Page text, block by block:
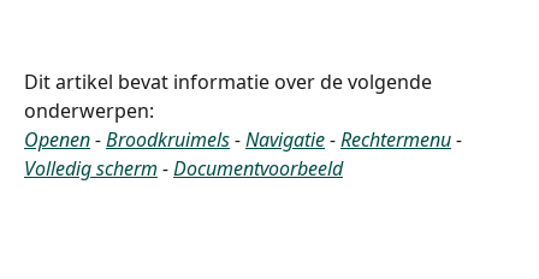
Dit artikel bevat informatie over de volgende
onderwerpen:
Openen - Broodkruimels - Navigatie - Rechtermenu -
Volledig scherm - Documentvoorbeeld